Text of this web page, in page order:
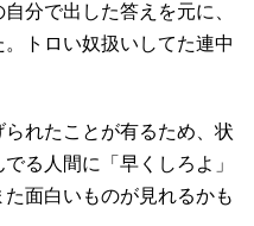
分で出した答えを元に、
トロい奴扱いしてた連中
れたことが有るため、状
る人間に「早くしろよ」
面白いものが見れるかも